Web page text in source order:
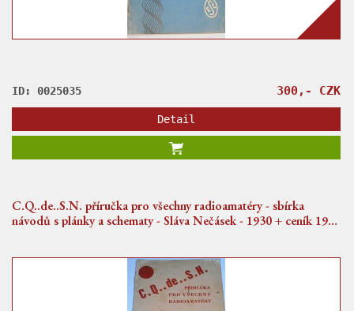
ID: 0025035 300,- CZK
Detail
C.Q..de..S.N. příručka pro všechny radioamatéry - sbírka
návodů s plánky a schematy - Sláva Nečásek - 1930 + ceník 1930